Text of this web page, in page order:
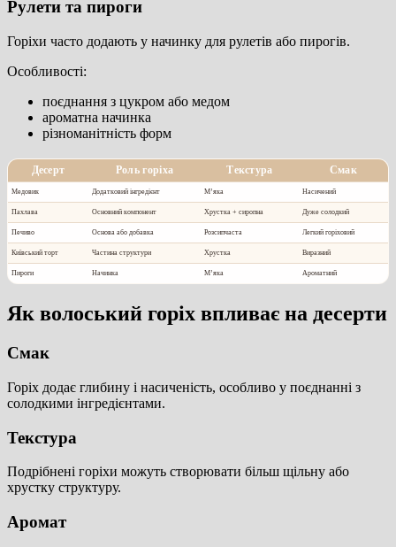
Рулети та пироги
Горіхи часто додають у начинку для рулетів або пирогів.
Особливості:
поєднання з цукром або медом
ароматна начинка
різноманітність форм
Десерт Роль горіха Текстура Смак
Медовик Додатковий інгредієнт М’яка Насичений
Пахлава Основний компонент Хрустка + сиропна Дуже солодкий
Печиво Основа або добавка Розсипчаста Легкий горіховий
Київський торт Частина структури Хрустка Виразний
Пироги Начинка М’яка Ароматний
Як волоський горіх впливає на десерти
Смак
Горіх додає глибину і насиченість, особливо у поєднанні з
солодкими інгредієнтами.
Текстура
Подрібнені горіхи можуть створювати більш щільну або
хрустку структуру.
Аромат